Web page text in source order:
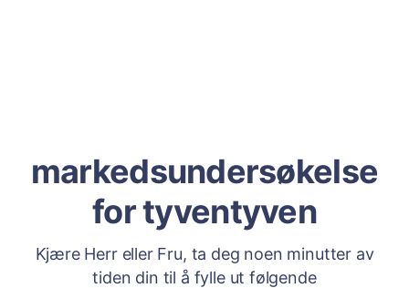
markedsundersøkelse
for tyventyven
Kjære Herr eller Fru, ta deg noen minutter av
tiden din til å fylle ut følgende